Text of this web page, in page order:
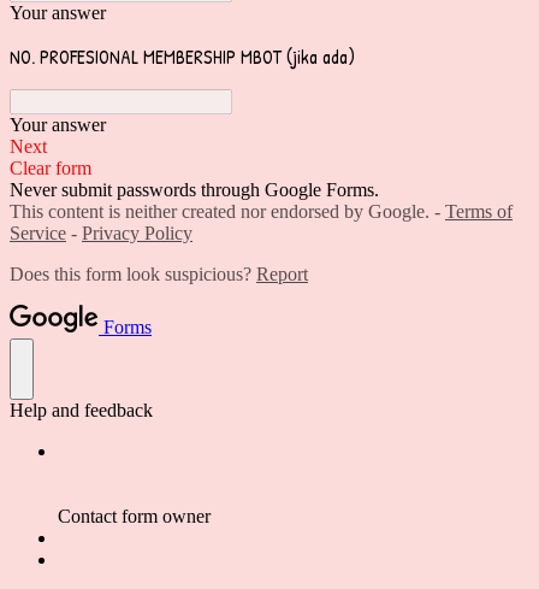
Your answer
NO. PROFESIONAL MEMBERSHIP MBOT (jika ada)
Your answer
Next
Clear form
Never submit passwords through Google Forms.
This content is neither created nor endorsed by Google. - Terms of
Service - Privacy Policy
Does this form look suspicious? Report
Forms
Help and feedback
Contact form owner